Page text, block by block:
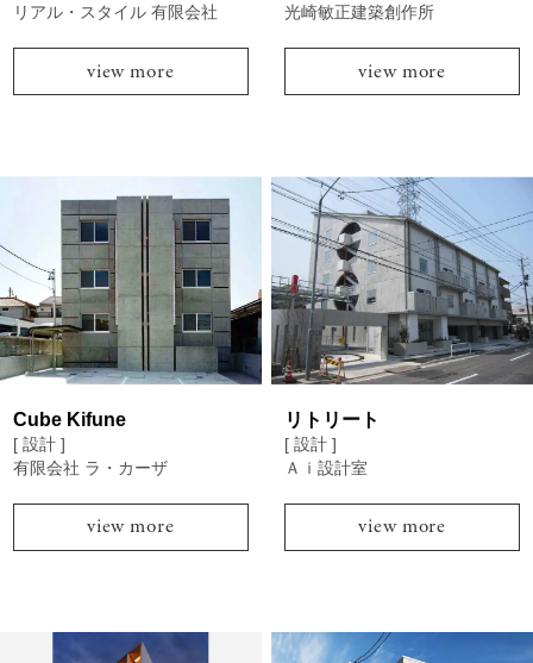
リアル・スタイル 有限会社
view more
光崎敏正建築創作所
view more
Cube Kifune
[ 設計 ]
有限会社 ラ・カーザ
view more
リトリート
[ 設計 ]
Ａｉ設計室
view more